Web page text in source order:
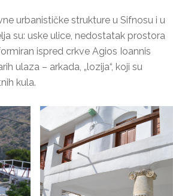
urbanističke strukture u Sifnosu i u
su: uske ulice, nedostatak prostora
ispred crkve Agios Ioannis
ulaza – arkada, „lozija“, koji su
kula.